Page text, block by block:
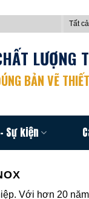
LƯỢNG
BẢN VẼ
Sự kiện
Với hơn 20